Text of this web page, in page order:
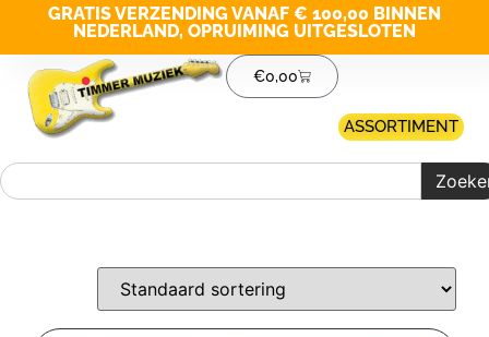
GRATIS VERZENDING VANAF € 100,00 BINNEN
NEDERLAND, OPRUIMING UITGESLOTEN
€0,00
ASSORTIMENT
Merk filter